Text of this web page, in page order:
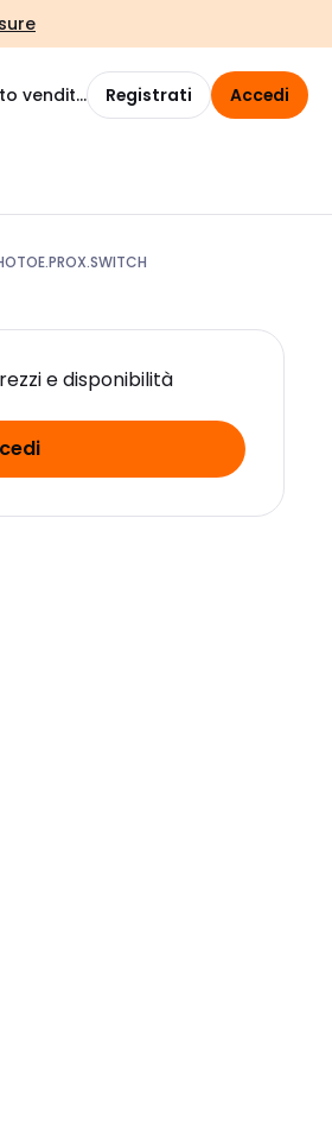
vendita Registrati Accedi
e disponibilità